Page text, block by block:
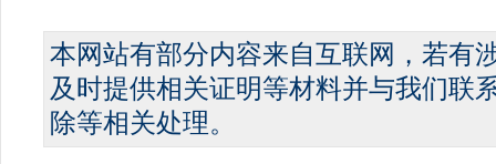
本网站有部分内容来自互联网，若有
及时提供相关证明等材料并与我们联
除等相关处理。